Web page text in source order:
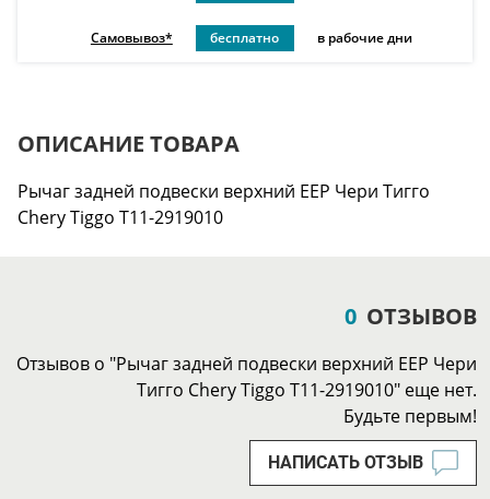
Самовывоз* бесплатно в рабочие дни
ОПИСАНИЕ ТОВАРА
Рычаг задней подвески верхний EEP Чери Тигго
Chery Tiggo T11-2919010
0 ОТЗЫВОВ
Отзывов о "Рычаг задней подвески верхний EEP Чери
Тигго Chery Tiggo T11-2919010" еще нет.
Будьте первым!
НАПИСАТЬ ОТЗЫВ